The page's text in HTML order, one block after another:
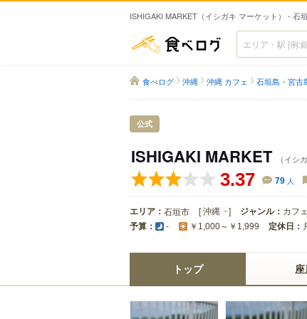
ISHIGAKI MARKET（イシガキ マーケット） - 石
食べログ
食べログ 沖縄 沖縄 カフェ 石垣島・宮古
公式
ISHIGAKI MARKET （イシ
3.37 79 人
エリア： 石垣市 [沖縄 ] ジャンル： カフェ
予算： - ￥1,000～￥1,999 定休日：
トップ